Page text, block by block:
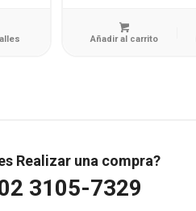
Añadir al carrito
Realizar una compra?
3105-7329